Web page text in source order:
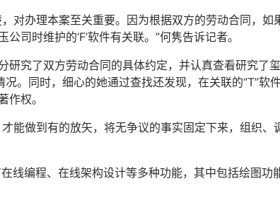
对办理本案至关重要。因为根据双方的劳动合同，如
司时维护的‘F’软件有关联。”何隽告诉记者。
研究了双方劳动合同的具体约定，并认真查看研究了
。同时，细心的她通过查找还发现，在关联的“T”软
作权。
能做到有的放矢，将无争议的事实固定下来，组织、
线编程、在线架构设计等多种功能，其中包括绘图功